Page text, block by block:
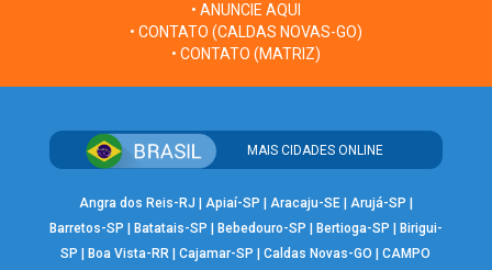
• ANUNCIE AQUI
• CONTATO (CALDAS NOVAS-GO)
• CONTATO (MATRIZ)
MAIS CIDADES ONLINE
Angra dos Reis-RJ Apiaí-SP Aracaju-SE| Arujá-SP
Barretos-SP
Batatais-SP Bebedouro-SP Bertioga-SP
Birigui-
SP
Boa Vista-RR |Cajamar-SP |Caldas Novas-GO |CAMPO